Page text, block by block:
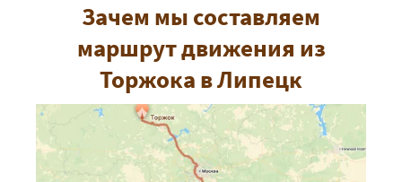
Зачем мы составляем
маршрут движения из
Торжока в Липецк